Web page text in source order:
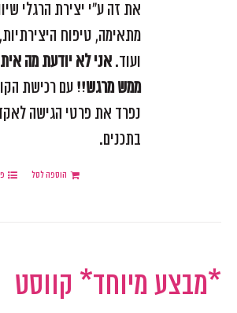
את זה ע"י יצירת הרגלי
מתאימה, טיפוח
ועוד.אני לא יודעת מה
ממש מרגש!! עם רכישת
נפרד את פרטי הגישה
בתכנים.
הוספה לסל
*מבצע מיוחד* קווסט